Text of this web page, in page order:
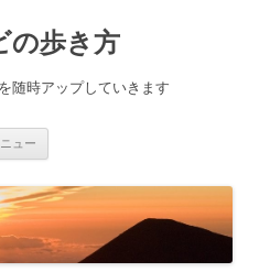
の歩き方
随時アップしていきます
ニュー
ツ
へ
ス
キ
ッ